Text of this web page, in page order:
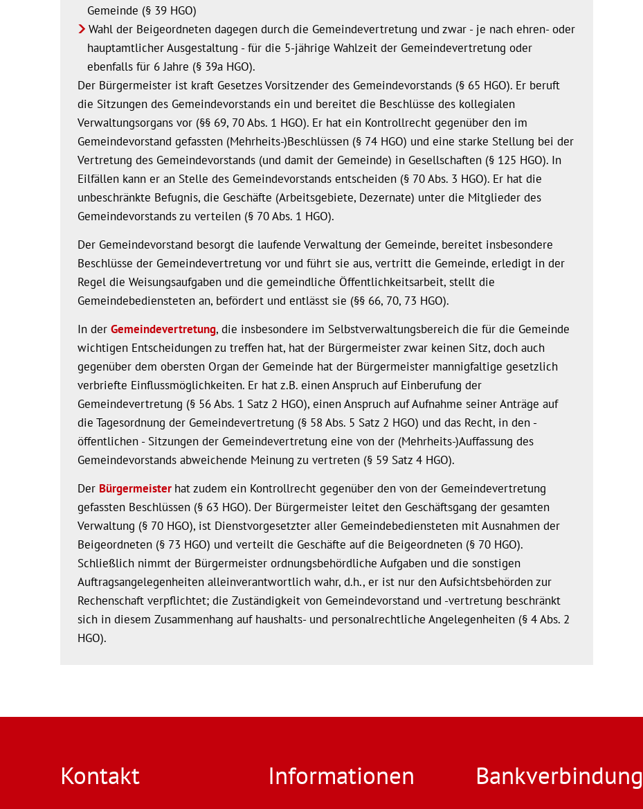
Gemeinde (§ 39 HGO)
Wahl der Beigeordneten dagegen durch die Gemeindevertretung und zwar - je nach ehren- oder
hauptamtlicher Ausgestaltung - für die 5-jährige Wahlzeit der Gemeindevertretung oder
ebenfalls für 6 Jahre (§ 39a HGO).
Der Bürgermeister ist kraft Gesetzes Vorsitzender des Gemeindevorstands (§ 65 HGO). Er beruft
die Sitzungen des Gemeindevorstands ein und bereitet die Beschlüsse des kollegialen
Verwaltungsorgans vor (§§ 69, 70 Abs. 1 HGO). Er hat ein Kontrollrecht gegenüber den im
Gemeindevorstand gefassten (Mehrheits-)Beschlüssen (§ 74 HGO) und eine starke Stellung bei der
Vertretung des Gemeindevorstands (und damit der Gemeinde) in Gesellschaften (§ 125 HGO). In
Eilfällen kann er an Stelle des Gemeindevorstands entscheiden (§ 70 Abs. 3 HGO). Er hat die
unbeschränkte Befugnis, die Geschäfte (Arbeitsgebiete, Dezernate) unter die Mitglieder des
Gemeindevorstands zu verteilen (§ 70 Abs. 1 HGO).
Der Gemeindevorstand besorgt die laufende Verwaltung der Gemeinde, bereitet insbesondere
Beschlüsse der Gemeindevertretung vor und führt sie aus, vertritt die Gemeinde, erledigt in der
Regel die Weisungsaufgaben und die gemeindliche Öffentlichkeitsarbeit, stellt die
Gemeindebediensteten an, befördert und entlässt sie (§§ 66, 70, 73 HGO).
In der Gemeindevertretung, die insbesondere im Selbstverwaltungsbereich die für die Gemeinde
wichtigen Entscheidungen zu treffen hat, hat der Bürgermeister zwar keinen Sitz, doch auch
gegenüber dem obersten Organ der Gemeinde hat der Bürgermeister mannigfaltige gesetzlich
verbriefte Einflussmöglichkeiten. Er hat z.B. einen Anspruch auf Einberufung der
Gemeindevertretung (§ 56 Abs. 1 Satz 2 HGO), einen Anspruch auf Aufnahme seiner Anträge auf
die Tagesordnung der Gemeindevertretung (§ 58 Abs. 5 Satz 2 HGO) und das Recht, in den -
öffentlichen - Sitzungen der Gemeindevertretung eine von der (Mehrheits-)Auffassung des
Gemeindevorstands abweichende Meinung zu vertreten (§ 59 Satz 4 HGO).
Der Bürgermeister hat zudem ein Kontrollrecht gegenüber den von der Gemeindevertretung
gefassten Beschlüssen (§ 63 HGO). Der Bürgermeister leitet den Geschäftsgang der gesamten
Verwaltung (§ 70 HGO), ist Dienstvorgesetzter aller Gemeindebediensteten mit Ausnahmen der
Beigeordneten (§ 73 HGO) und verteilt die Geschäfte auf die Beigeordneten (§ 70 HGO).
Schließlich nimmt der Bürgermeister ordnungsbehördliche Aufgaben und die sonstigen
Auftragsangelegenheiten alleinverantwortlich wahr, d.h., er ist nur den Aufsichtsbehörden zur
Rechenschaft verpflichtet; die Zuständigkeit von Gemeindevorstand und -vertretung beschränkt
sich in diesem Zusammenhang auf haushalts- und personalrechtliche Angelegenheiten (§ 4 Abs. 2
HGO).
Kontakt Informationen Bankverbindung